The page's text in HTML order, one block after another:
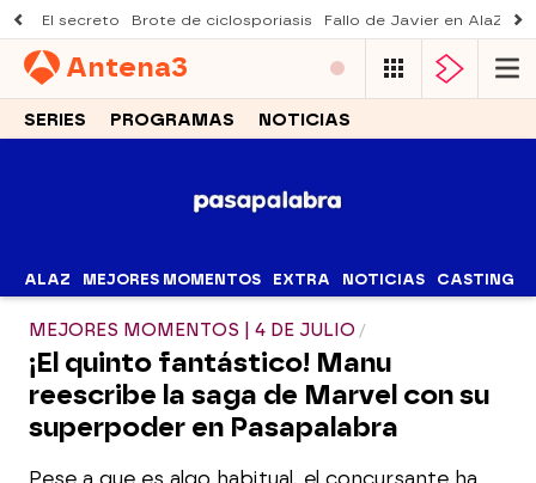
El secreto Brote de ciclosporiasis Fallo de Javier en AlaZ
Antena3
SERIES PROGRAMAS NOTICIAS
ALAZ MEJORES MOMENTOS EXTRA NOTICIAS CASTING
MEJORES MOMENTOS | 4 DE JULIO
¡El quinto fantástico! Manu
reescribe la saga de Marvel con su
superpoder en Pasapalabra
Pese a que es algo habitual, el concursante ha